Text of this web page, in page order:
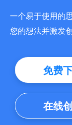
一个易于使用的
您的想法并激发
免费
在线